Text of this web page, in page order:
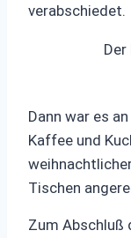
verabschiedet.
Der
Dann war es
Kaffee und
Tischen
Zum Abschluß